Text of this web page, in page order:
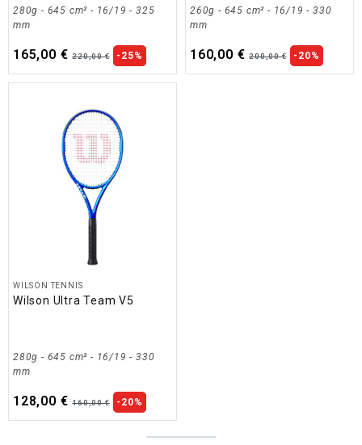
280g - 645 cm² - 16/19 - 325
mm
165,00 € 220,00 € -25%
260g - 645 cm² - 16/19 - 330
mm
160,00 € 200,00 € -20%
WILSON TENNIS
Wilson Ultra Team V5
280g - 645 cm² - 16/19 - 330
mm
128,00 € 160,00 € -20%